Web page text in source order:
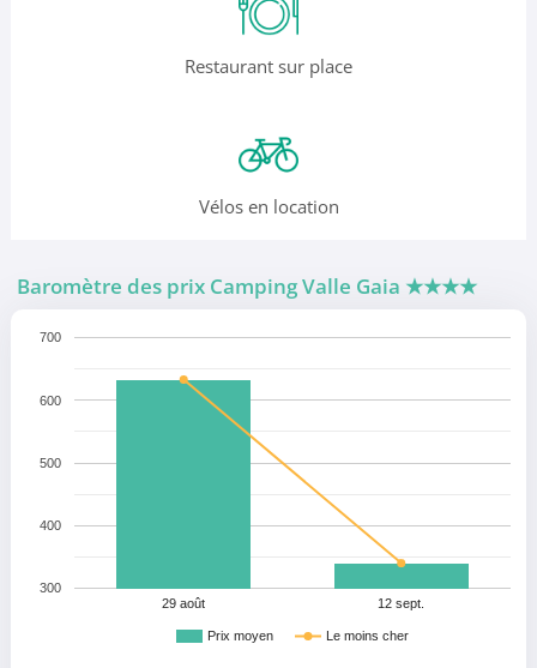
Restaurant sur place
Vélos en location
Baromètre des prix Camping Valle Gaia ★★★★
Prix moyen Le moins cher
29 août 12 sept.
300
400
500
600
700